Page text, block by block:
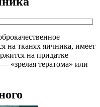
на тканях яичника, имеет
на придатке
«зрелая тератома» или